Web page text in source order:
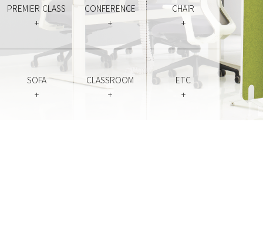
Etc
PREMIER CLASS
+
CONFERENCE
+
CHAIR
+
SOFA
+
CLASSROOM
+
ETC
+